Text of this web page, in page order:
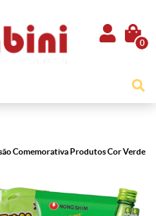
0
Comemorativa Produtos Cor Verde